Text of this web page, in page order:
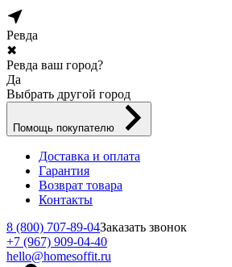
Ревда
✖
Ревда ваш город?
Да
Выбрать другой город
Помощь покупателю
Доставка и оплата
Гарантия
Возврат товара
Контакты
8 (800) 707-89-04Заказать звонок
+7 (967) 909-04-40
hello@homesoffit.ru